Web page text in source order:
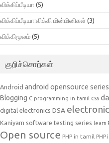
விக்கிப்பீடியா (5)
விக்கிப்பீடியா:விக்கி மின்மினிகள் (3)
விக்கிமூலம் (5)
குறிச்சொற்கள்
Android android opensource series
Blogging C programming in tamil css
digital electronics DSA
Kaniyam software testing series learn
Open source PHP in tamil PHP